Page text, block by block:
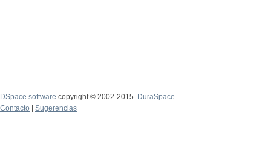
DSpace software copyright © 2002-2015
DuraSpace
Contacto
Sugerencias